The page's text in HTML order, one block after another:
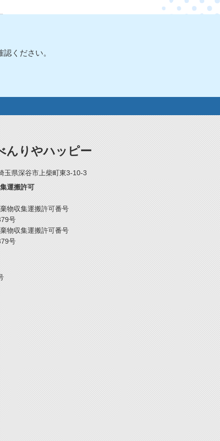
認ください。
んりやハッピー
玉県深谷市上柴町東3-10-3
運搬許可
物収集運搬許可番号
号
物収集運搬許可番号
号